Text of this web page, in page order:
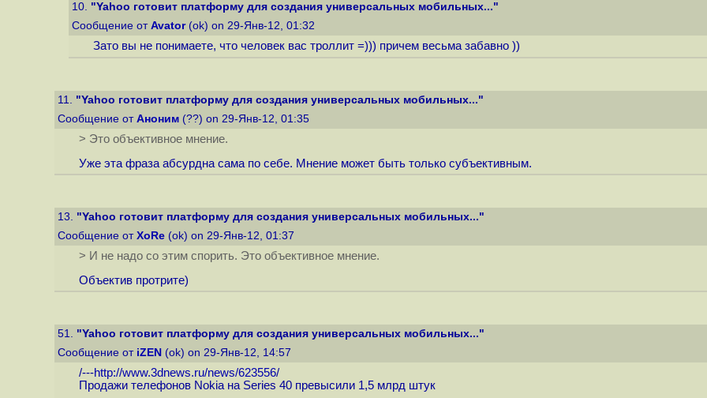
10. "Yahoo готовит платформу для создания универсальных мобильных..."
Сообщение от Avator(ok) on 29-Янв-12, 01:32
Зато вы не понимаете, что человек вас троллит =))) причем весьма забавно ))
11. "Yahoo готовит платформу для создания универсальных мобильных..."
Сообщение от Аноним (??) on 29-Янв-12, 01:35
> Это объективное мнение.
Уже эта фраза абсурдна сама по себе. Мнение может быть только субъективным.
13. "Yahoo готовит платформу для создания универсальных мобильных..."
Сообщение от XoRe (ok) on 29-Янв-12, 01:37
> И не надо со этим спорить. Это объективное мнение.
Объектив протрите)
51. "Yahoo готовит платформу для создания универсальных мобильных..."
Сообщение от iZEN (ok) on 29-Янв-12, 14:57
/---http://www.3dnews.ru/news/623556/
Продажи телефонов Nokia на Series 40 превысили 1,5 млрд штук